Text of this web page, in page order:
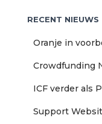
e
RECENT NIEUWS
Oranje in
Crowdfunding
ICF verder als
Support